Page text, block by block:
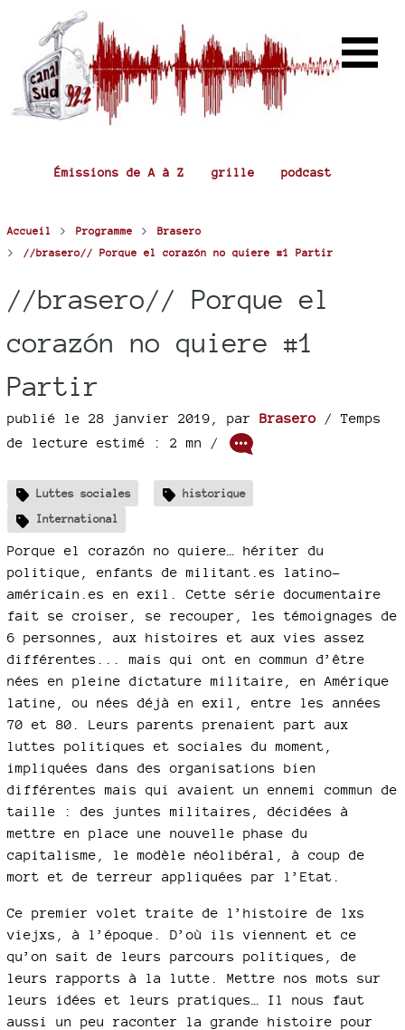
Émissions de A à Z grille podcast
Accueil > Programme > Brasero
> //brasero// Porque el corazón no quiere #1 Partir
//brasero// Porque el
corazón no quiere #1
Partir
publié le 28 janvier 2019 par Brasero / Temps
de lecture estimé : 2 mn /
Luttes sociales
historique
International
Porque el corazón no quiere… hériter du
politique, enfants de militant.es latino-
américain.es en exil. Cette série documentaire
fait se croiser, se recouper, les témoignages de
6 personnes, aux histoires et aux vies assez
différentes... mais qui ont en commun d’être
nées en pleine dictature militaire, en Amérique
latine, ou nées déjà en exil, entre les années
70 et 80. Leurs parents prenaient part aux
luttes politiques et sociales du moment,
impliquées dans des organisations bien
différentes mais qui avaient un ennemi commun de
taille : des juntes militaires, décidées à
mettre en place une nouvelle phase du
capitalisme, le modèle néolibéral, à coup de
mort et de terreur appliquées par l’Etat.
Ce premier volet traite de l’histoire de lxs
viejxs, à l’époque. D’où ils viennent et ce
qu’on sait de leurs parcours politiques, de
leurs rapports à la lutte. Mettre nos mots sur
leurs idées et leurs pratiques… Il nous faut
aussi un peu raconter la grande histoire pour